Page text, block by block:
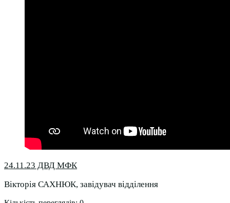
24.11.23 ДВД МФК
Вікторія САХНЮК, завідувач відділення